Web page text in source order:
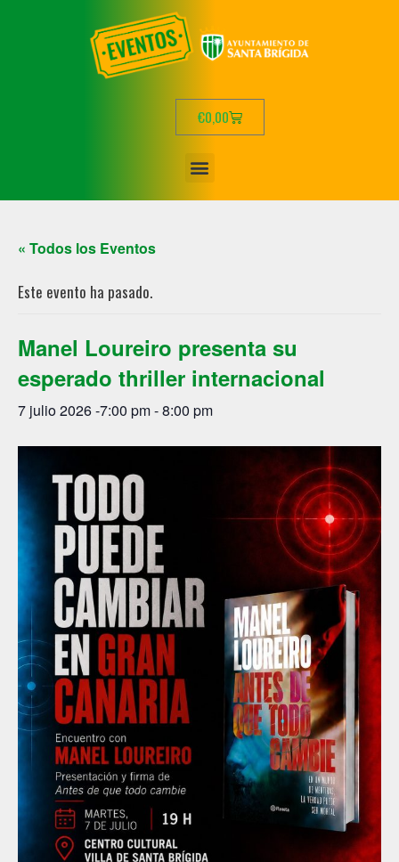
€0,00
« Todos los Eventos
Este evento ha pasado.
Manel Loureiro presenta su
esperado thriller internacional
7 julio 2026 -7:00 pm-8:00 pm